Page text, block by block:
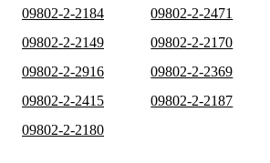
09802-2-2184
09802-2-2471
09802-2-2149
09802-2-2170
09802-2-2916
09802-2-2369
09802-2-2415
09802-2-2187
09802-2-2180